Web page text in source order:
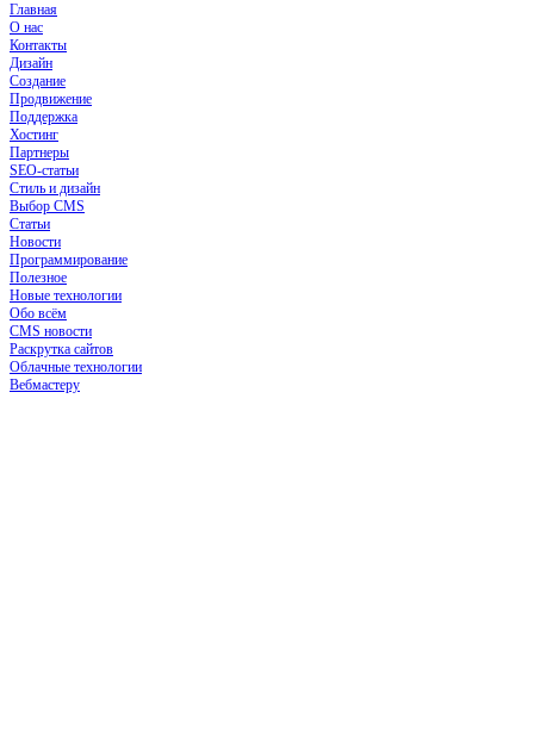
Главная
О нас
Контакты
Дизайн
Создание
Продвижение
Поддержка
Хостинг
Партнеры
SEO-статьи
Стиль и дизайн
Выбор CMS
Статьи
Новости
Программирование
Полезное
Новые технологии
Обо всём
CMS новости
Раскрутка сайтов
Облачные технологии
Вебмастеру